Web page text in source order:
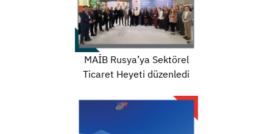
MAİB Rusya’ya Sektörel
Ticaret Heyeti düzenledi